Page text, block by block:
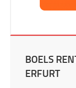
BOELS
ERFURT